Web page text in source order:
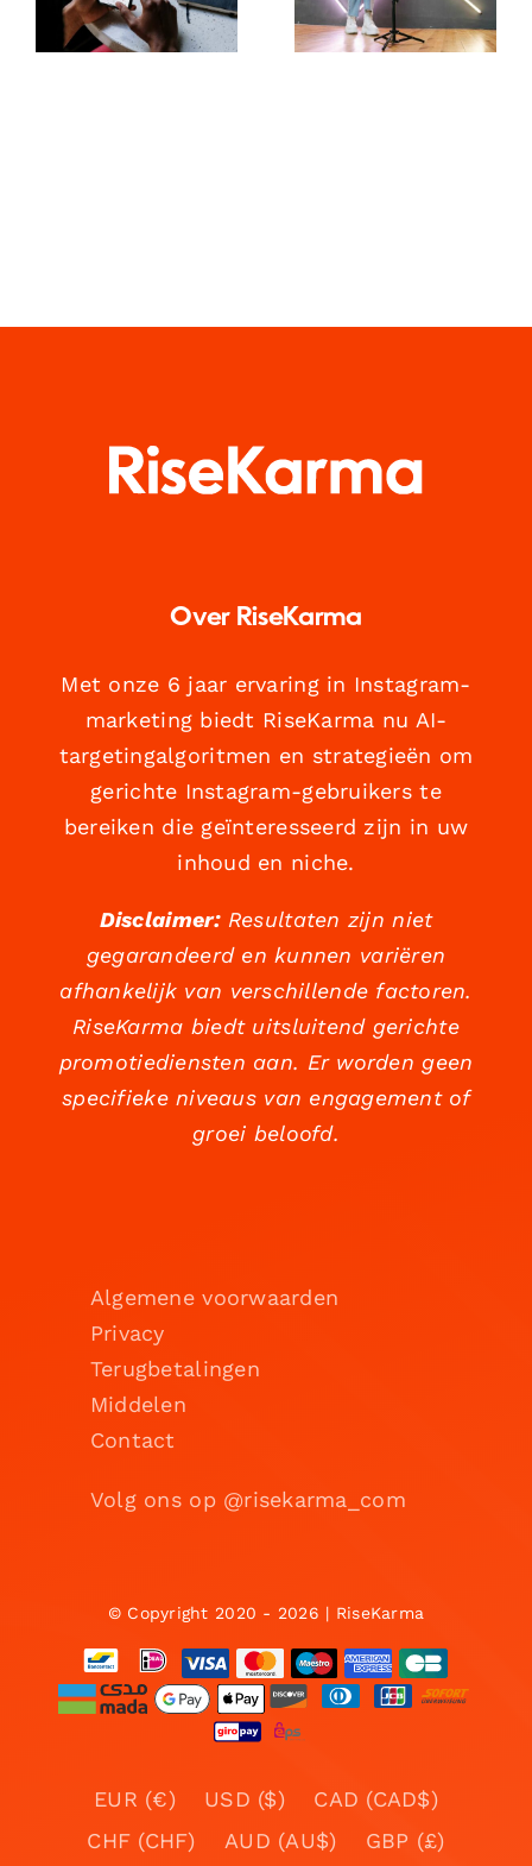
Konten zu
einem
organischen
Reichweite
Over RiseKarma
Met onze 6 jaar ervaring in Instagram-
marketing biedt RiseKarma nu AI-
targetingalgoritmen en strategieën om
gerichte Instagram-gebruikers te
bereiken die geïnteresseerd zijn in uw
inhoud en niche.
Disclaimer:Resultaten zijn niet
gegarandeerd en kunnen variëren
afhankelijk van verschillende factoren.
RiseKarma biedt uitsluitend gerichte
promotiediensten aan. Er worden geen
specifieke niveaus van engagement of
groei beloofd.
Algemene voorwaarden
Privacy
Terugbetalingen
Middelen
Contact
Volg ons op @risekarma_com
© Copyright 2020 - 2026 | RiseKarma
EUR (€) USD ($)
CAD (CAD$)
CHF (CHF)
AUD (AU$)
GBP (£)